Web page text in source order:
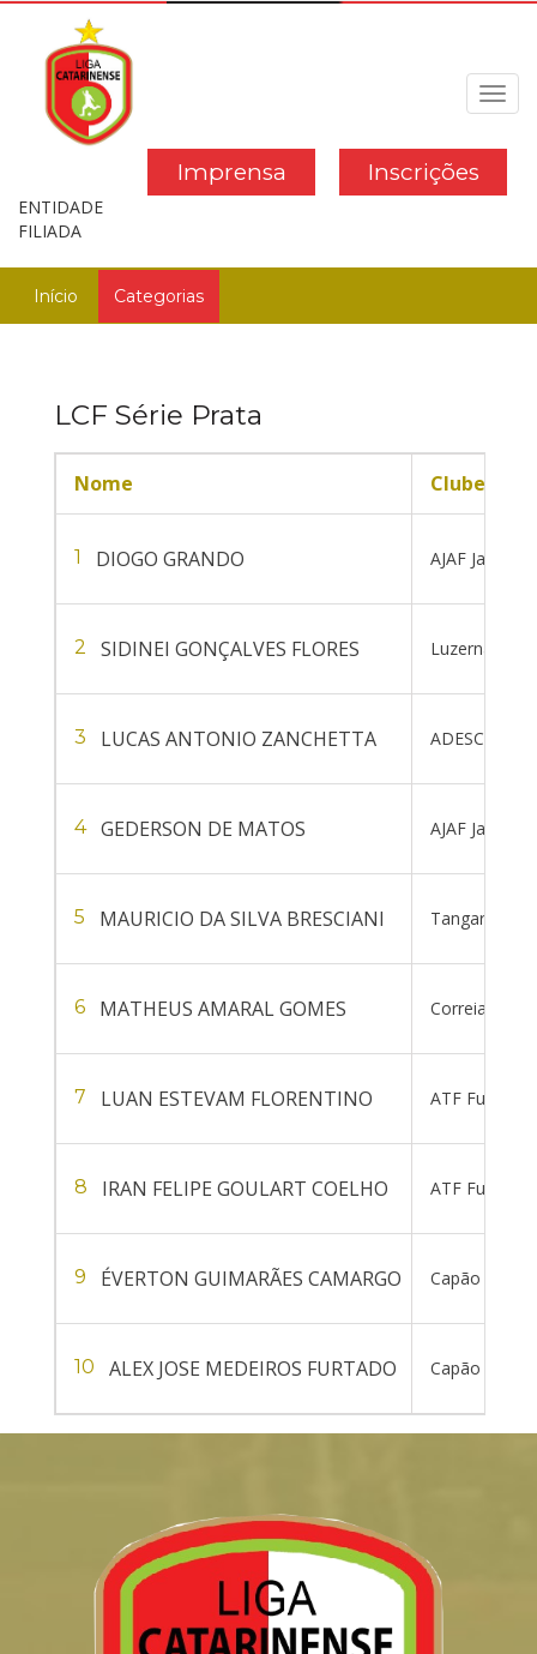
Inscrições
Imprensa
ENTIDADE
FILIADA
Início Categorias
LCF Série Prata
Nome Clube
1 DIOGO GRANDO AJAF
2 SIDINEI GONÇALVES FLORES Luzerna
3 LUCAS ANTONIO ZANCHETTA ADESC São
4 GEDERSON DE MATOS AJAF
5 MAURICIO DA SILVA BRESCIANI Tangará
6 MATHEUS AMARAL GOMES Correia Pinto
7 LUAN ESTEVAM FLORENTINO ATF Futsal
8 IRAN FELIPE GOULART COELHO ATF Futsal
9 ÉVERTON GUIMARÃES CAMARGO Capão Alto
10 ALEX JOSE MEDEIROS FURTADO Capão Alto